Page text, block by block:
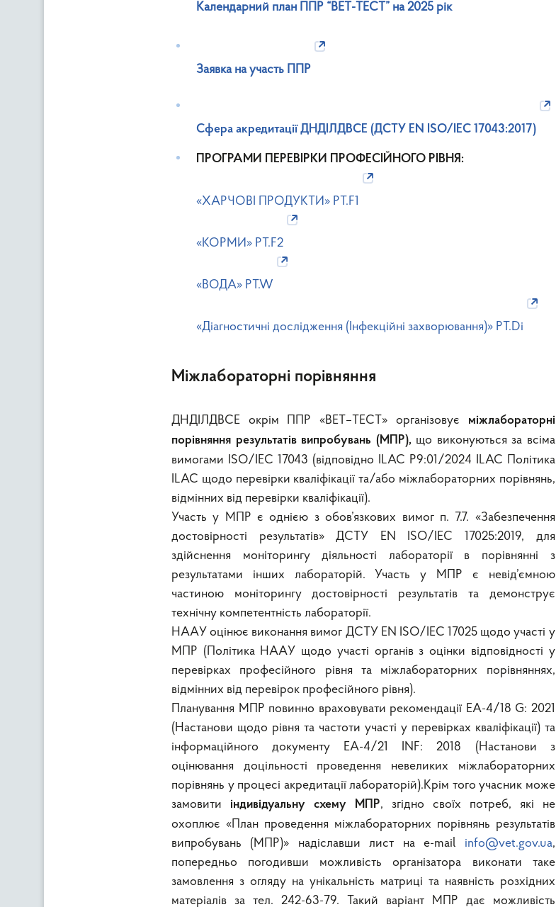
Календарний план ППР “ВЕТ-ТЕСТ” на 2025 рік
Заявка на участь ППР
Сфера акредитації ДНДІЛДВСЕ (ДСТУ EN ISO/IEC 17043:2017)
ПРОГРАМИ ПЕРЕВІРКИ ПРОФЕСІЙНОГО РІВНЯ:
«ХАРЧОВІ ПРОДУКТИ» PT.F1
«КОРМИ» PT.F2
«ВОДА» PT.W
«Діагностичні дослідження (Інфекційні захворювання)» PT.Di
Міжлабораторні порівняння
ДНДІЛДВСЕ окрім ППР «ВЕТ–ТЕСТ» організовує
міжлабораторні
порівняння результатів випробувань (МПР), що виконуються за всіма
вимогами ISO/IEC 17043 (відповідно ILAC P9:01/2024 ILAC Політика
ILAC щодо перевірки кваліфікації та/або міжлабораторних порівнянь,
відмінних від перевірки кваліфікації).
Участь у МПР є однією з обов’язкових вимог п. 7.7. «Забезпечення
достовірності результатів» ДСТУ EN ISO/IEC 17025:2019, для
здійснення моніторингу діяльності лабораторії в порівнянні з
результатами інших лабораторій. Участь у МПР є невід’ємною
частиною моніторингу достовірності результатів та демонструє
технічну компетентність лабораторії.
НААУ оцінює виконання вимог ДСТУ EN ISO/IEC 17025 щодо участі у
МПР (Політика НААУ щодо участі органів з оцінки відповідності у
перевірках професійного рівня та міжлабораторних порівняннях,
відмінних від перевірок професійного рівня).
Планування МПР повинно враховувати рекомендації EA-4/18 G: 2021
(Настанови щодо рівня та частоти участі у перевірках кваліфікації) та
інформаційного документу EA-4/21 INF: 2018 (Настанови з
оцінювання доцільності проведення невеликих міжлабораторних
порівнянь у процесі акредитації лабораторій).Крім того учасник може
замовити індивідуальну схему МПР, згідно своїх потреб, які не
охоплює «План проведення міжлабораторних порівнянь результатів
випробувань (МПР)» надіславши лист на e-mail info@vet.gov.ua,
попередньо погодивши можливість організатора виконати таке
замовлення з огляду на унікальність матриці та наявність розхідних
матеріалів за тел. 242-63-79. Такий варіант МПР дає можливість